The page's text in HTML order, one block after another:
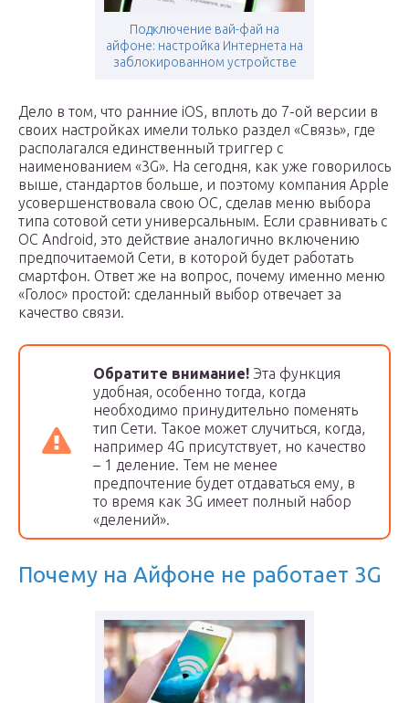
Подключение вай-фай на
айфоне: настройка Интернета на
заблокированном устройстве
Дело в том, что ранние iOS, вплоть до 7-ой версии в
своих настройках имели только раздел «Связь», где
располагался единственный триггер с
наименованием «3G». На сегодня, как уже говорилось
выше, стандартов больше, и поэтому компания Apple
усовершенствовала свою ОС, сделав меню выбора
типа сотовой сети универсальным. Если сравнивать с
ОС Android, это действие аналогично включению
предпочитаемой Сети, в которой будет работать
смартфон. Ответ же на вопрос, почему именно меню
«Голос» простой: сделанный выбор отвечает за
качество связи.
Обратите внимание! Эта функция
удобная, особенно тогда, когда
необходимо принудительно поменять
тип Сети. Такое может случиться, когда,
например 4G присутствует, но качество
– 1 деление. Тем не менее
предпочтение будет отдаваться ему, в
то время как 3G имеет полный набор
«делений».
Почему на Айфоне не работает 3G